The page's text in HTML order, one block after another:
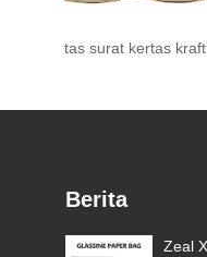
tas surat kertas kraft
Berita
Zeal